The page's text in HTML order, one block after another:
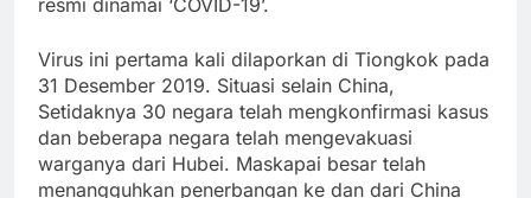
Virus ini pertama kali dilaporkan di Tiongkok pada
31 Desember 2019. Situasi selain China,
Setidaknya 30 negara telah mengkonfirmasi kasus
dan beberapa negara telah mengevakuasi
warganya dari Hubei. Maskapai besar telah
menangguhkan penerbangan ke dan dari China